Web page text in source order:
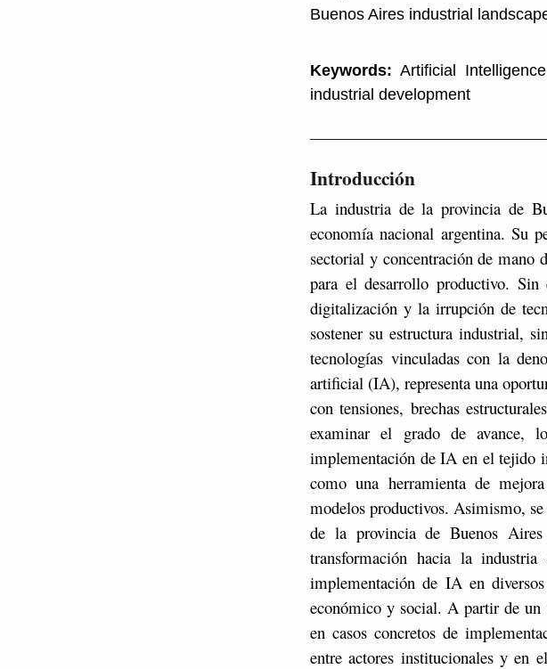
Buenos Aires industrial
Keywords: Artificial
industrial development
Introducción
La industria de la provincia de
economía nacional argentina. Su
sectorial y concentración de mano
para el desarrollo productivo.
digitalización y la irrupción de
sostener su estructura industrial,
tecnologías vinculadas con la
artificial (IA), representa una
con tensiones, brechas
examinar el grado de avance,
implementación de IA en el tejido
como una herramienta de
modelos productivos. Asimismo,
de la provincia de Buenos
transformación hacia la
implementación de IA en
económico y social. A partir de
en casos concretos de
entre actores institucionales y en